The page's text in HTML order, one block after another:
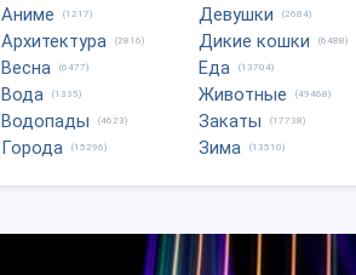
Аниме (1217)
Архитектура (2816)
Весна (6477)
Вода (1335)
Водопады (4623)
Города (15296)
Девушки (2684)
Дикие кошки (6488)
Еда (13704)
Животные (49468)
Закаты (17738)
Зима (13510)